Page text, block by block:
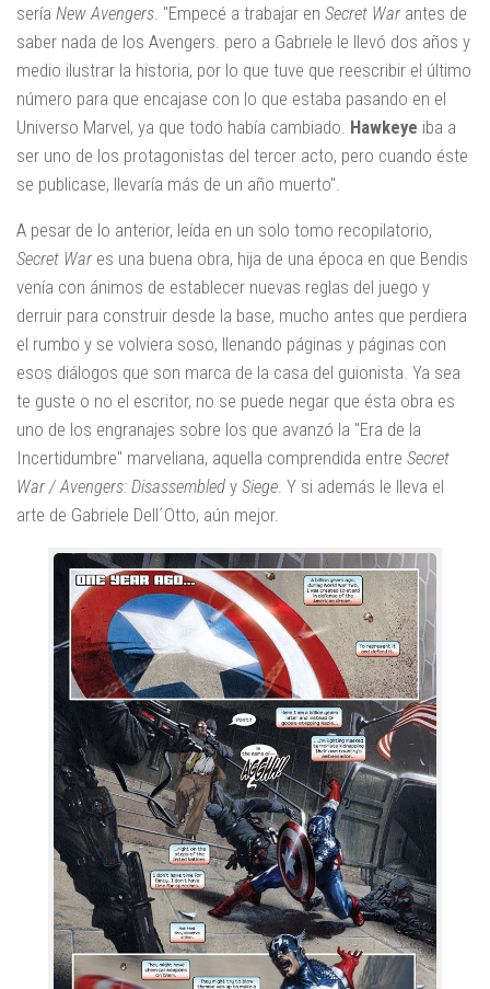
sería New Avengers . "Empecé a trabajar en Secret War antes de
saber nada de los Avengers. pero a Gabriele le llevó dos años y
medio ilustrar la historia, por lo que tuve que reescribir el último
número para que encajase con lo que estaba pasando en el
Universo Marvel, ya que todo había cambiado. Hawkeye iba a
ser uno de los protagonistas del tercer acto, pero cuando éste
se publicase, llevaría más de un año muerto".
A pesar de lo anterior, leída en un solo tomo recopilatorio,
Secret War es una buena obra, hija de una época en que Bendis
venía con ánimos de establecer nuevas reglas del juego y
derruir para construir desde la base, mucho antes que perdiera
el rumbo y se volviera soso, llenando páginas y páginas con
esos diálogos que son marca de la casa del guionista. Ya sea
te guste o no el escritor, no se puede negar que ésta obra es
uno de los engranajes sobre los que avanzó la "Era de la
Incertidumbre" marveliana, aquella comprendida entre Secret
War / Avengers: Disassembled y Siege. Y si además le lleva el
arte de Gabriele Dell´Otto, aún mejor.